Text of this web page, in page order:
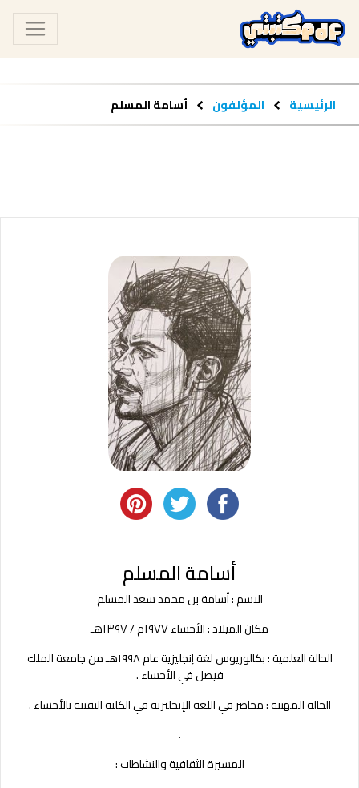
الرئيسية المؤلفون أسامة المسلم
أسامة المسلم
الاسم:أسامة بن محمد سعد المسلم
مكان الميلاد:الأحساء ١٩٧٧م /١٣٩٧هـ
الحالة العلمية:
بكالوريوس لغة إنجليزية عام ١٩٩٨هـ من جامعة الملك
فيصل في الأحساء.
الحالة المهنية:محاضر في اللغة الإنجليزية في الكلية التقنية بالأحساء.
.
المسيرة الثقافية والنشاطات: